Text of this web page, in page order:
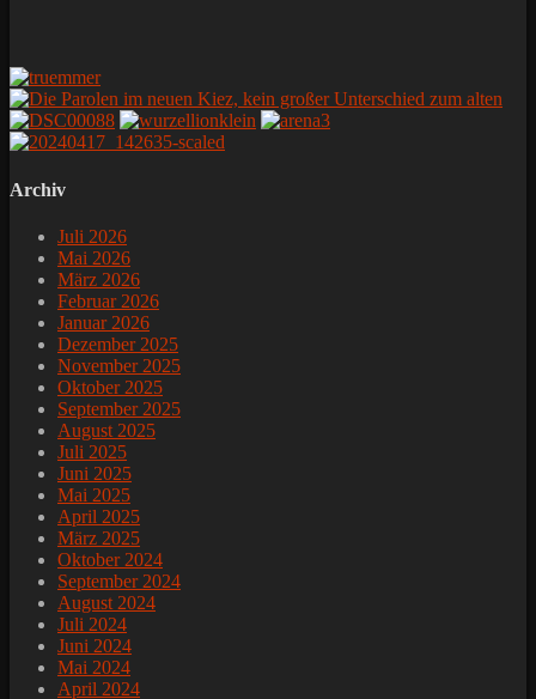
Archiv
Juli 2026
Mai 2026
März 2026
Februar 2026
Januar 2026
Dezember 2025
November 2025
Oktober 2025
September 2025
August 2025
Juli 2025
Juni 2025
Mai 2025
April 2025
März 2025
Oktober 2024
September 2024
August 2024
Juli 2024
Juni 2024
Mai 2024
April 2024